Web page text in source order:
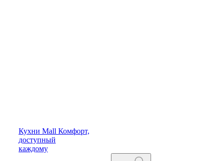
Кухни Mall Комфорт,
доступный
каждому